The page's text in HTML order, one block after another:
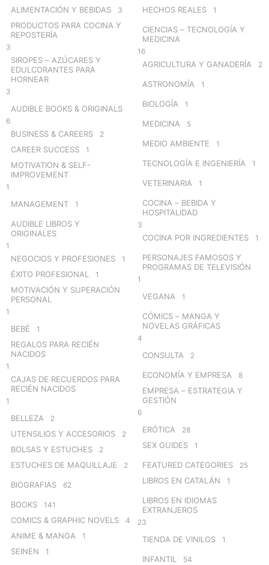
ALIMENTACIÓN Y BEBIDAS 3
PRODUCTOS PARA COCINA Y
REPOSTERÍA
3
SIROPES – AZÚCARES Y
EDULCORANTES PARA
HORNEAR
3
AUDIBLE BOOKS & ORIGINALS
6
BUSINESS & CAREERS 2
CAREER SUCCESS 1
MOTIVATION & SELF-
IMPROVEMENT
1
MANAGEMENT 1
AUDIBLE LIBROS Y
ORIGINALES
1
NEGOCIOS Y PROFESIONES 1
ÉXITO PROFESIONAL 1
MOTIVACIÓN Y SUPERACIÓN
PERSONAL
1
BEBÉ 1
REGALOS PARA RECIÉN
NACIDOS
1
CAJAS DE RECUERDOS PARA
RECIÉN NACIDOS
1
BELLEZA 2
UTENSILIOS Y ACCESORIOS 2
BOLSAS Y ESTUCHES 2
ESTUCHES DE MAQUILLAJE 2
BIOGRAFIAS 62
BOOKS 141
COMICS & GRAPHIC NOVELS 4
ANIME & MANGA 1
SEINEN 1
HECHOS REALES 1
CIENCIAS – TECNOLOGÍA Y
MEDICINA
16
AGRICULTURA Y GANADERÍA 2
ASTRONOMÍA 1
BIOLOGÍA 1
MEDICINA 5
MEDIO AMBIENTE 1
TECNOLOGÍA E INGENIERÍA 1
VETERINARIA 1
COCINA – BEBIDA Y
HOSPITALIDAD
3
COCINA POR INGREDIENTES 1
PERSONAJES FAMOSOS Y
PROGRAMAS DE TELEVISIÓN
1
VEGANA 1
CÓMICS – MANGA Y
NOVELAS GRÁFICAS
4
CONSULTA 2
ECONOMÍA Y EMPRESA 8
EMPRESA – ESTRATEGIA Y
GESTIÓN
6
ERÓTICA 28
SEX GUIDES 1
FEATURED CATEGORIES 25
LIBROS EN CATALÁN 1
LIBROS EN IDIOMAS
EXTRANJEROS
23
TIENDA DE VINILOS 1
INFANTIL 54